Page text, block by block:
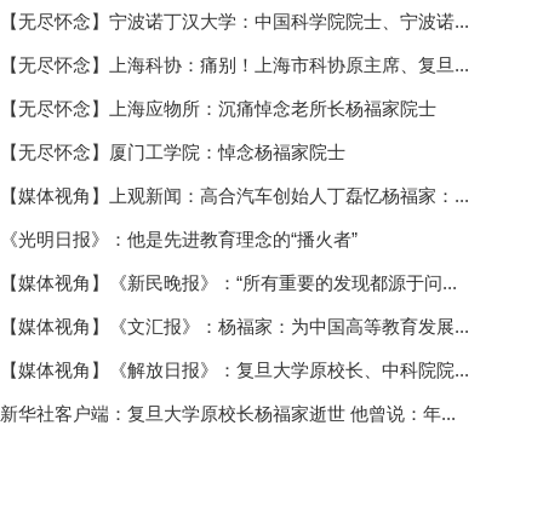
【无尽怀念】宁波诺丁汉大学：中国科学院院士、宁波诺...
【无尽怀念】上海科协：痛别！上海市科协原主席、复旦...
【无尽怀念】上海应物所：沉痛悼念老所长杨福家院士
【无尽怀念】厦门工学院：悼念杨福家院士
【媒体视角】上观新闻：高合汽车创始人丁磊忆杨福家：...
《光明日报》：他是先进教育理念的“播火者”
【媒体视角】《新民晚报》：“所有重要的发现都源于问...
【媒体视角】《文汇报》：杨福家：为中国高等教育发展...
【媒体视角】《解放日报》：复旦大学原校长、中科院院...
新华社客户端：复旦大学原校长杨福家逝世 他曾说：年...